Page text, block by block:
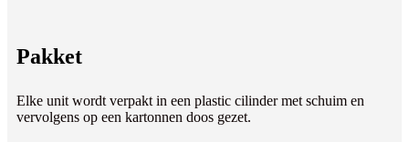
Pakket
Elke unit wordt verpakt in een plastic cilinder met schuim en
vervolgens op een kartonnen doos gezet.